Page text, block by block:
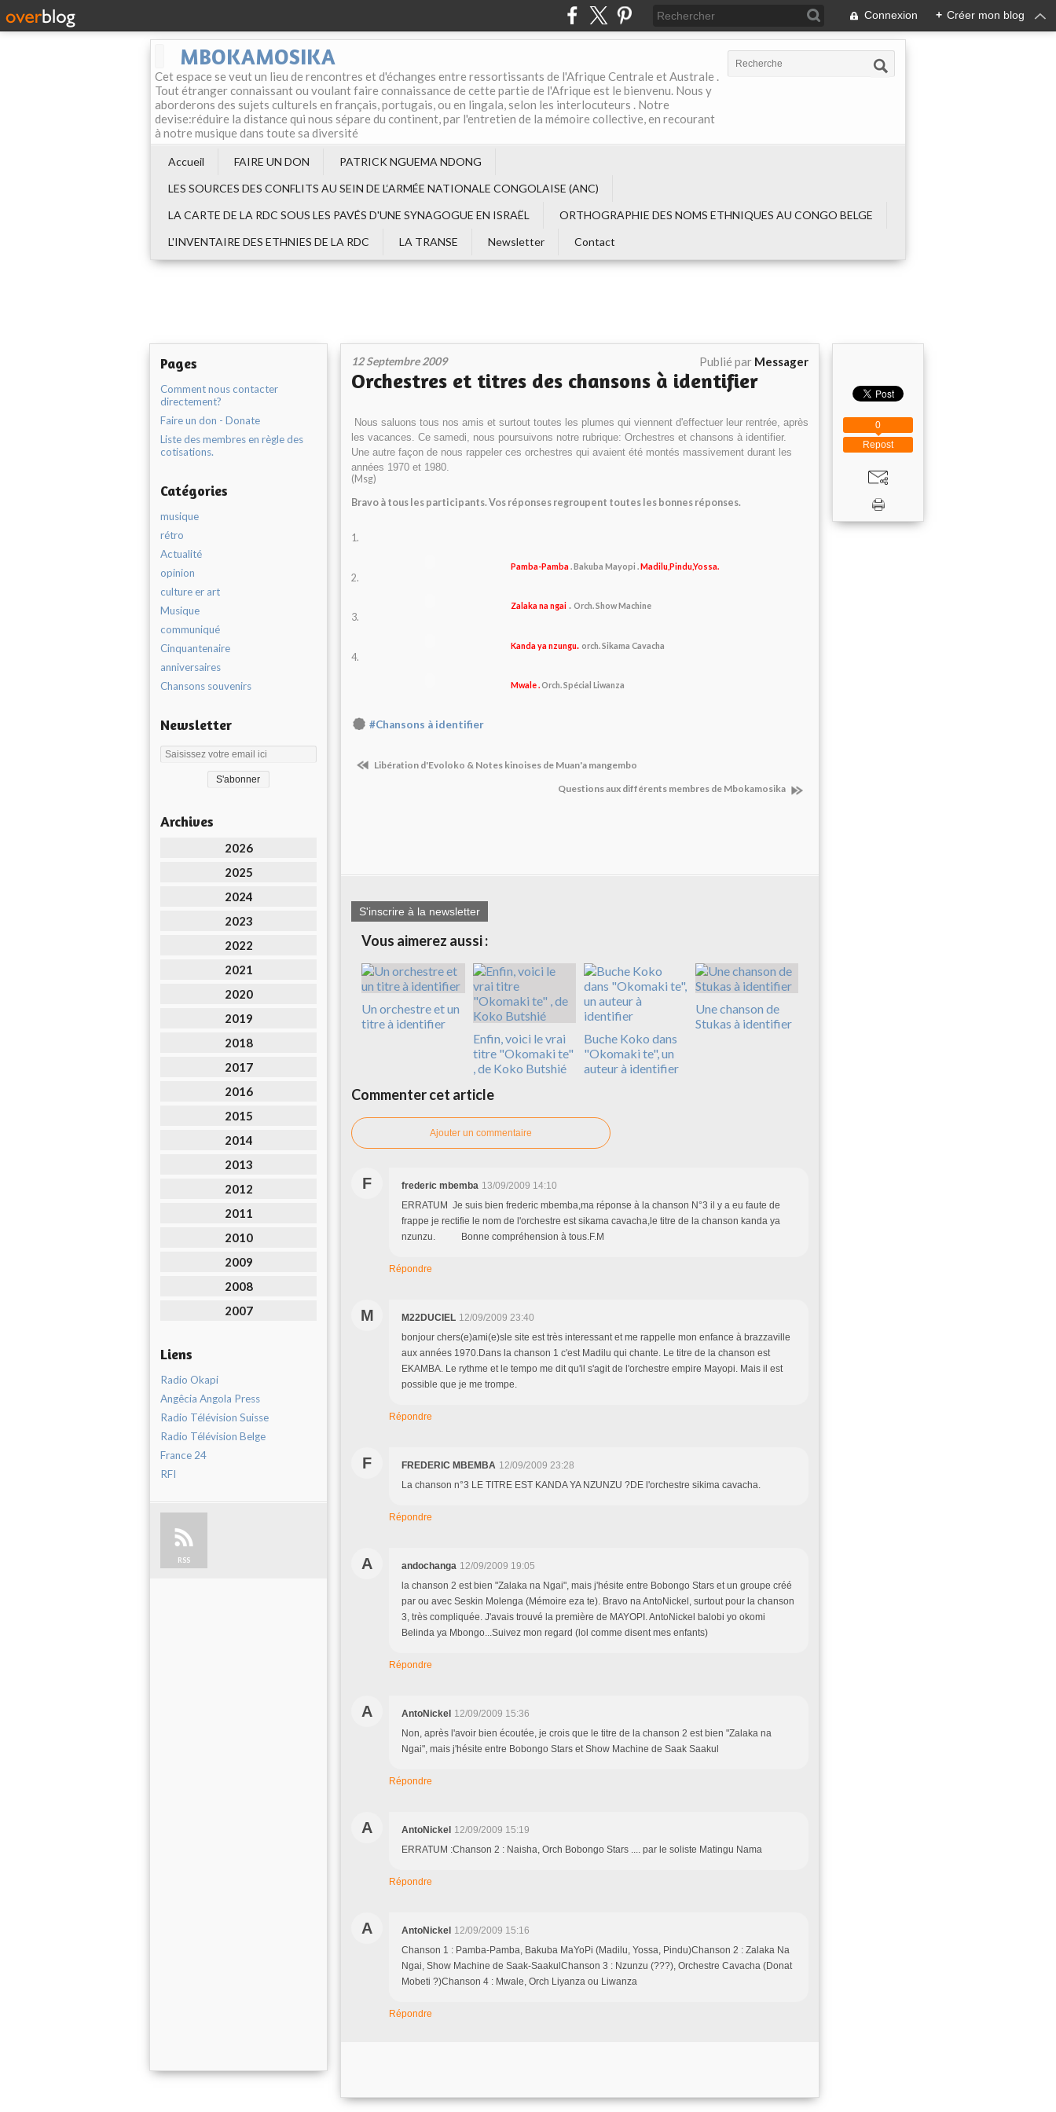
Connexion + Créer mon blog
MBOKAMOSIKA
Cet espace se veut un lieu de rencontres et d'échanges entre ressortissants de l'Afrique Centrale et Australe .
Tout étranger connaissant ou voulant faire connaissance de cette partie de l'Afrique est le bienvenu. Nous y
aborderons des sujets culturels en français, portugais, ou en lingala, selon les interlocuteurs . Notre
devise:réduire la distance qui nous sépare du continent, par l'entretien de la mémoire collective, en recourant
à notre musique dans toute sa diversité
Accueil FAIRE UN DON
PATRICK NGUEMA NDONG
LES SOURCES DES CONFLITS AU SEIN DE L‘ARMÉE NATIONALE CONGOLAISE (ANC)
LA CARTE DE LA RDC SOUS LES PAVÉS D'UNE SYNAGOGUE EN ISRAËL
ORTHOGRAPHIE DES NOMS ETHNIQUES AU CONGO BELGE
L'INVENTAIRE DES ETHNIES DE LA RDC
LA TRANSE Newsletter Contact
Pages
Comment nous contacter
directement?
Faire un don - Donate
Liste des membres en règle des
cotisations.
Catégories
musique
rétro
Actualité
opinion
culture er art
Musique
communiqué
Cinquantenaire
anniversaires
Chansons souvenirs
Newsletter
Archives
2026
2025
2024
2023
2022
2021
2020
2019
2018
2017
2016
2015
2014
2013
2012
2011
2010
2009
2008
2007
Liens
Radio Okapi
Angêcia Angola Press
Radio Télévision Suisse
Radio Télévision Belge
France 24
RFI
RSS
12 Septembre 2009 Publié par Messager
Orchestres et titres des chansons à identifier
Nous saluons tous nos amis et surtout toutes les plumes qui viennent d'effectuer leur rentrée, après
les vacances. Ce samedi, nous poursuivons notre rubrique: Orchestres et chansons à identifier.
Une autre façon de nous rappeler ces orchestres qui avaient été montés massivement durant les
années 1970 et 1980.
(Msg)
Bravo à tous les participants. Vos réponses regroupent toutes les bonnes réponses.
1.
Pamba-Pamba . Bakuba Mayopi . Madilu,Pindu,Yossa.
2.
Zalaka na ngai . Orch. Show Machine
3.
Kanda ya nzungu. orch. Sikama Cavacha
4.
Mwale .Orch. Spécial Liwanza
#Chansons à identifier
Libération d'Evoloko & Notes kinoises de Muan'a mangembo
Questions aux différents membres de Mbokamosika
S'inscrire à la newsletter
Vous aimerez aussi :
Un orchestre et un
titre à identifier
Enfin, voici le vrai
titre "Okomaki te"
, de Koko Butshié
Buche Koko dans
"Okomaki te", un
auteur à identifier
Une chanson de
Stukas à identifier
Commenter cet article
Ajouter un commentaire
F frederic mbemba 13/09/2009 14:10
ERRATUM Je suis bien frederic mbemba,ma réponse à la chanson N°3 il y a eu faute de
frappe je rectifie le nom de l'orchestre est sikama cavacha,le titre de la chanson kanda ya
nzunzu. Bonne compréhension à tous.F.M
Répondre
M M22DUCIEL 12/09/2009 23:40
bonjour chers(e)ami(e)sle site est très interessant et me rappelle mon enfance à brazzaville
aux années 1970.Dans la chanson 1 c'est Madilu qui chante. Le titre de la chanson est
EKAMBA. Le rythme et le tempo me dit qu'il s'agit de l'orchestre empire Mayopi. Mais il est
possible que je me trompe.
Répondre
F FREDERIC MBEMBA 12/09/2009 23:28
La chanson n°3 LE TITRE EST KANDA YA NZUNZU ?DE l'orchestre sikima cavacha.
Répondre
A andochanga 12/09/2009 19:05
la chanson 2 est bien "Zalaka na Ngai", mais j'hésite entre Bobongo Stars et un groupe créé
par ou avec Seskin Molenga (Mémoire eza te). Bravo na AntoNickel, surtout pour la chanson
3, très compliquée. J'avais trouvé la première de MAYOPI. AntoNickel balobi yo okomi
Belinda ya Mbongo...Suivez mon regard (lol comme disent mes enfants)
Répondre
A AntoNickel 12/09/2009 15:36
Non, après l'avoir bien écoutée, je crois que le titre de la chanson 2 est bien "Zalaka na
Ngai", mais j'hésite entre Bobongo Stars et Show Machine de Saak Saakul
Répondre
A AntoNickel 12/09/2009 15:19
ERRATUM :Chanson 2 : Naisha, Orch Bobongo Stars .... par le soliste Matingu Nama
Répondre
A AntoNickel 12/09/2009 15:16
Chanson 1 : Pamba-Pamba, Bakuba MaYoPi (Madilu, Yossa, Pindu)Chanson 2 : Zalaka Na
Ngai, Show Machine de Saak-SaakulChanson 3 : Nzunzu (???), Orchestre Cavacha (Donat
Mobeti ?)Chanson 4 : Mwale, Orch Liyanza ou Liwanza
Répondre
Repost
0